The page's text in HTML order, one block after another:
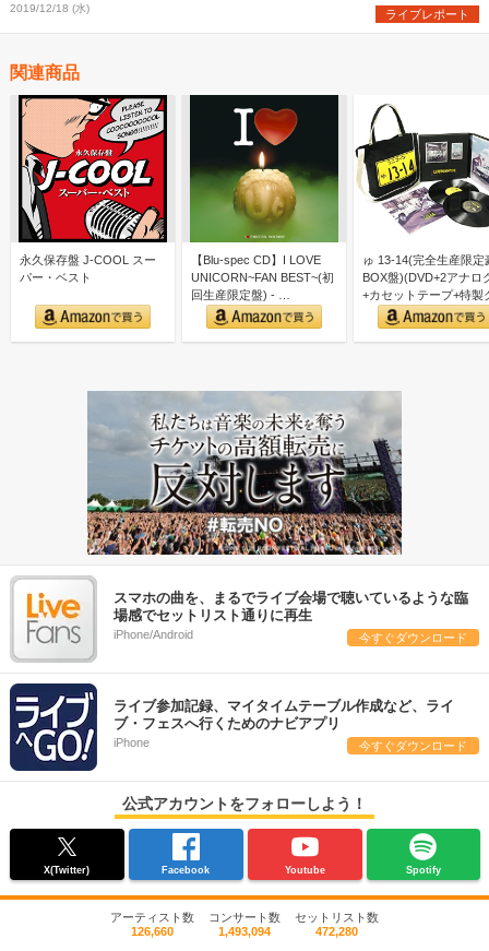
2019/12/18 (水) ライブレポート
関連商品
永久保存盤 J-COOL スー
パー・ベスト
【Blu-spec CD】I LOVE
UNICORN~FAN BEST~(初
回生産限定盤) - …
ゅ 13-14(完全生産限定
BOX盤)(DVD+2アナロ
+カセットテープ+特製
ズ付)
スマホの曲を、まるでライブ会場で聴いているような臨
場感でセットリスト通りに再生
iPhone/Android 今すぐダウンロード
ライブ参加記録、マイタイムテーブル作成など、ライ
ブ・フェスへ行くためのナビアプリ
iPhone 今すぐダウンロード
公式アカウントをフォローしよう！
X(Twitter) Facebook Youtube Spotify
アーティスト数
126,660
コンサート数
1,493,094
セットリスト数
472,280